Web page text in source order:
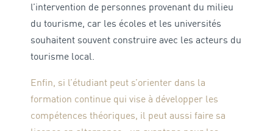
l’intervention de personnes provenant du milieu
du tourisme, car les écoles et les universités
souhaitent souvent construire avec les acteurs du
tourisme local.
Enfin, si l’étudiant peut s’orienter dans la
formation continue qui vise à développer les
compétences théoriques, il peut aussi faire sa